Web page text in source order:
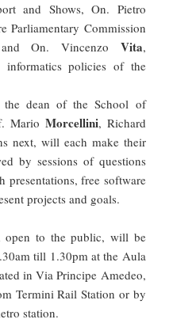
and Shows, On. Pietro
Parliamentary Commission
On. Vincenzo Vita,
informatics policies of the
dean of the School of
Mario Morcellini, Richard
next, will each make their
by sessions of questions
presentations, free software
projects and goals.
open to the public, will be
till 1.30pm at the Aula
in Via Principe Amedeo,
Termini Rail Station or by
station.